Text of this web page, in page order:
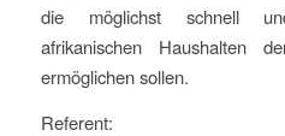
die möglichst schnell
afrikanischen Haushalten
ermöglichen sollen.
Referent: